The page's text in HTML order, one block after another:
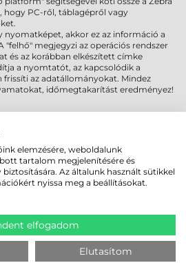
hogy PC-ről, táblagépről vagy
nyomatképet, akkor ez az információ a
"felhő" megjegyzi az operációs rendszer
és az korábban elkészített címke
a nyomtatót, az kapcsolódik a
frissíti az adatállományokat. Mindez
időmegtakarítást eredményez!
printerhez minden beüzemeléshez
csomagolunk (tápegység, tápkábel,
stb.), így Önnek már csak a megfelelő
a nyomtatáshozkínálatunkból. Ha
és a különböző festékszalagok
elemzésére, weboldalunk
tartalom megjelenítésére és
Az általunk használt sütikkel
nyissa meg a beállításokat.
elfogadom
Elutasítom